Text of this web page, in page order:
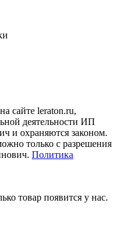
сайте leraton.ru,
деятельности ИП
и охраняются законом.
только с разрешения
Политика
товар появится у нас.